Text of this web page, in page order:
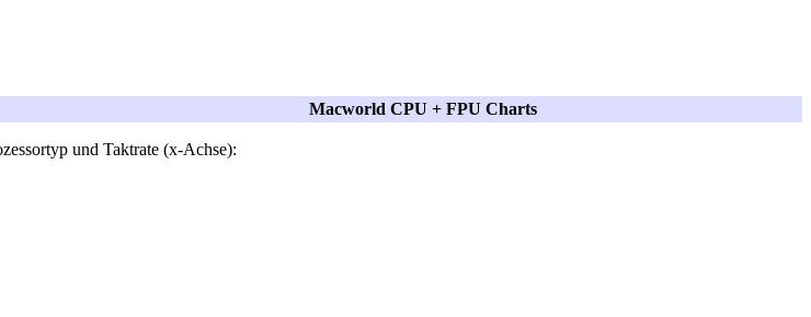
Macworld CPU + FPU Charts
und Taktrate (x-Achse):